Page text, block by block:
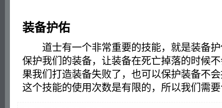
装备护佑
道士有一个非常重要的技能，就是装备护
保护我们的装备，让装备在死亡掉落的时候
果我们打造装备失败了，也可以保护装备不
这个技能的使用次数是有限的，所以我们需